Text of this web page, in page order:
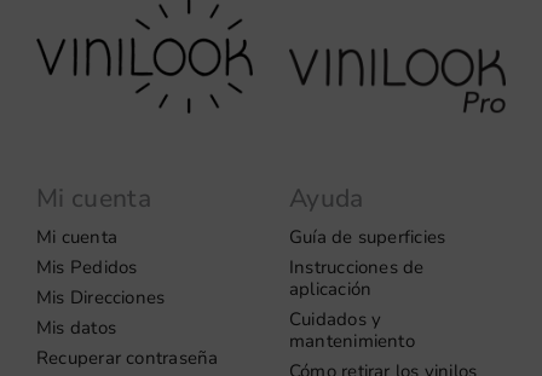
Mi cuenta
Mi cuenta
Mis Pedidos
Mis Direcciones
Mis datos
Recuperar contraseña
Ayuda
Guía de superficies
Instrucciones de
aplicación
Cuidados y
mantenimiento
Cómo retirar los vinilos